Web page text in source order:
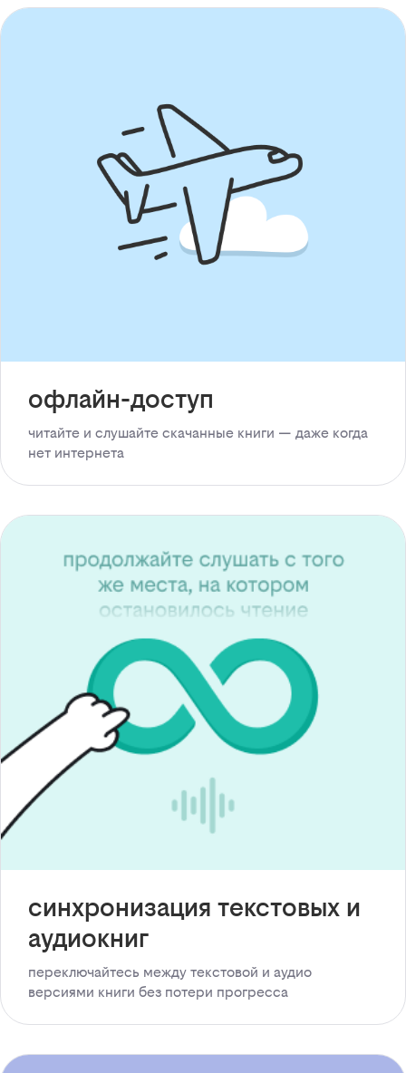
офлайн-доступ
читайте и слушайте скачанные книги — даже когда
нет интернета
синхронизация текстовых и
аудиокниг
переключайтесь между текстовой и аудио
версиями книги без потери прогресса